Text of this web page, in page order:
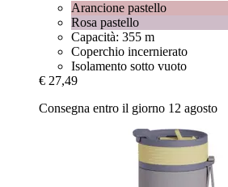
Arancione pastello
Rosa pastello
Capacità: 355 m
Coperchio incernierato
Isolamento sotto vuoto
€ 27,49
Consegna entro il giorno 12 agosto